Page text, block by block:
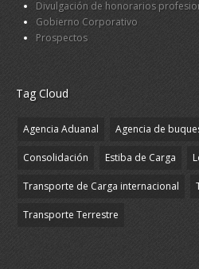
Divulgación de honorarios
Gobierno Corporativo
Prospectos
Tag Cloud
Agencia Aduanal Agencia de
Consolidación Estiba de Carga
Transporte de Carga internacional
Transporte Terrestre